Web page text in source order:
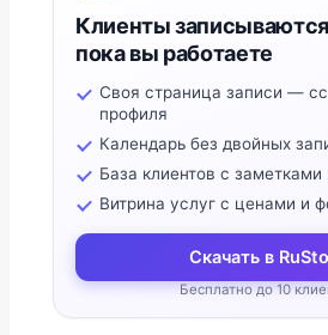
Клиенты
пока вы работаете
Своя страница записи —
профиля
Календарь без двойных
База клиентов с заметками
Витрина услуг с ценами и
Скачать в
Бесплатно до 10